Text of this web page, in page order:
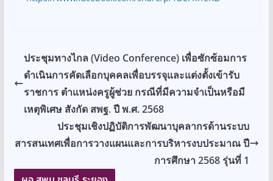
ประชุมทางไกล (Video Conference) เพื่อซักซ้อมการ
ดำเนินการคัดเลือกบุคคลเพื่อบรรจุและแต่งตั้งเข้ารับ
ราชการ ตำแหน่งครูผู้ช่วย กรณีที่มีความจำเป็นหรือมี
เหตุพิเศษ สังกัด สพฐ. ปี พ.ศ. 2568
ประชุมเชิงปฏิบัติการพัฒนาบุคลากรด้านระบบ
สารสนเทศเพื่อการวางแผนและการบริหารงบประมาณ ปี
การศึกษา 2568 รุ่นที่ 1